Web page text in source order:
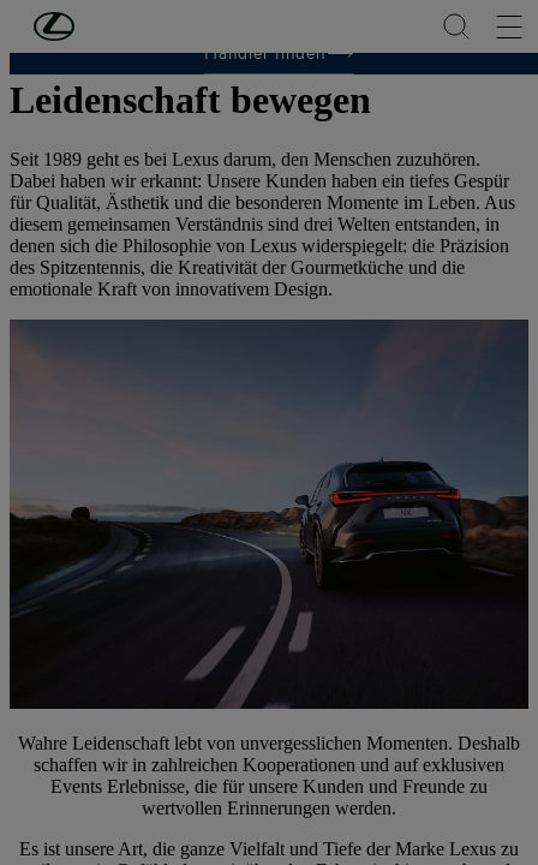
Zum Hauptinhalt springen
Händler finden
LEXUS ENTDECKEN
Leidenschaft bewegen
Seit 1989 geht es bei Lexus darum, den Menschen zuzuhören.
Dabei haben wir erkannt: Unsere Kunden haben ein tiefes Gespür
für Qualität, Ästhetik und die besonderen Momente im Leben. Aus
diesem gemeinsamen Verständnis sind drei Welten entstanden, in
denen sich die Philosophie von Lexus widerspiegelt: die Präzision
des Spitzentennis, die Kreativität der Gourmetküche und die
emotionale Kraft von innovativem Design.
Wahre Leidenschaft lebt von unvergesslichen Momenten. Deshalb
schaffen wir in zahlreichen Kooperationen und auf exklusiven
Events Erlebnisse, die für unsere Kunden und Freunde zu
wertvollen Erinnerungen werden.
Es ist unsere Art, die ganze Vielfalt und Tiefe der Marke Lexus zu